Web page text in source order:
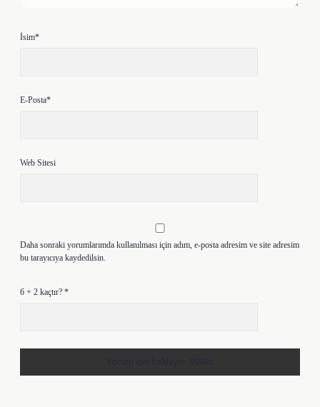
İsim*
E-Posta*
Web Sitesi
Daha sonraki yorumlarımda kullanılması için adım, e-posta adresim ve site adresim
bu tarayıcıya kaydedilsin.
6 + 2 kaçtır? *